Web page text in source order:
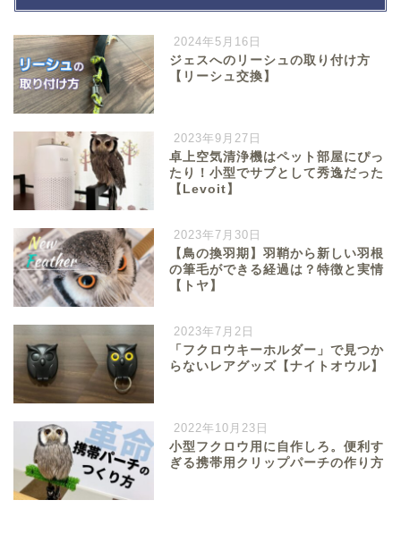
2024年5月16日
ジェスへのリーシュの取り付け方
【リーシュ交換】
2023年9月27日
卓上空気清浄機はペット部屋にぴっ
たり！小型でサブとして秀逸だった
【Levoit】
2023年7月30日
【鳥の換羽期】羽鞘から新しい羽根
の筆毛ができる経過は？特徴と実情
【トヤ】
2023年7月2日
「フクロウキーホルダー」で見つか
らないレアグッズ【ナイトオウル】
2022年10月23日
小型フクロウ用に自作しろ。便利す
ぎる携帯用クリップパーチの作り方